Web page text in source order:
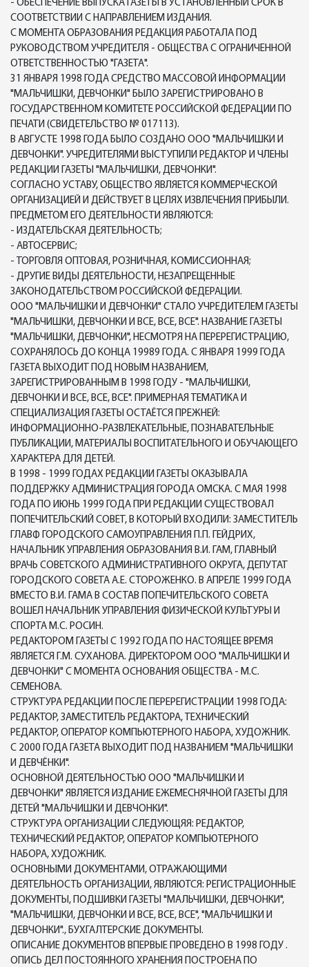
- ОБЕСПЕЧЕНИЕ ВЫПУСКА ГАЗЕТЫ В УСТАНОВЛЕННЫЙ СРОК В
СООТВЕТСТВИИ С НАПРАВЛЕНИЕМ ИЗДАНИЯ.
С МОМЕНТА ОБРАЗОВАНИЯ РЕДАКЦИЯ РАБОТАЛА ПОД
РУКОВОДСТВОМ УЧРЕДИТЕЛЯ - ОБЩЕСТВА С ОГРАНИЧЕННОЙ
ОТВЕТСТВЕННОСТЬЮ "ГАЗЕТА".
31 ЯНВАРЯ 1998 ГОДА СРЕДСТВО МАССОВОЙ ИНФОРМАЦИИ
"МАЛЬЧИШКИ, ДЕВЧОНКИ" БЫЛО ЗАРЕГИСТРИРОВАНО В
ГОСУДАРСТВЕННОМ КОМИТЕТЕ РОССИЙСКОЙ ФЕДЕРАЦИИ ПО
ПЕЧАТИ (СВИДЕТЕЛЬСТВО № 017113).
В АВГУСТЕ 1998 ГОДА БЫЛО СОЗДАНО ООО "МАЛЬЧИШКИ И
ДЕВЧОНКИ". УЧРЕДИТЕЛЯМИ ВЫСТУПИЛИ РЕДАКТОР И ЧЛЕНЫ
РЕДАКЦИИ ГАЗЕТЫ "МАЛЬЧИШКИ, ДЕВЧОНКИ".
СОГЛАСНО УСТАВУ, ОБЩЕСТВО ЯВЛЯЕТСЯ КОММЕРЧЕСКОЙ
ОРГАНИЗАЦИЕЙ И ДЕЙСТВУЕТ В ЦЕЛЯХ ИЗВЛЕЧЕНИЯ ПРИБЫЛИ.
ПРЕДМЕТОМ ЕГО ДЕЯТЕЛЬНОСТИ ЯВЛЯЮТСЯ:
- ИЗДАТЕЛЬСКАЯ ДЕЯТЕЛЬНОСТЬ;
- АВТОСЕРВИС;
- ТОРГОВЛЯ ОПТОВАЯ, РОЗНИЧНАЯ, КОМИССИОННАЯ;
- ДРУГИЕ ВИДЫ ДЕЯТЕЛЬНОСТИ, НЕЗАПРЕЩЕННЫЕ
ЗАКОНОДАТЕЛЬСТВОМ РОССИЙСКОЙ ФЕДЕРАЦИИ.
ООО "МАЛЬЧИШКИ И ДЕВЧОНКИ" СТАЛО УЧРЕДИТЕЛЕМ ГАЗЕТЫ
"МАЛЬЧИШКИ, ДЕВЧОНКИ И ВСЕ, ВСЕ, ВСЕ". НАЗВАНИЕ ГАЗЕТЫ
"МАЛЬЧИШКИ, ДЕВЧОНКИ", НЕСМОТРЯ НА ПЕРЕРЕГИСТРАЦИЮ,
СОХРАНЯЛОСЬ ДО КОНЦА 19989 ГОДА. С ЯНВАРЯ 1999 ГОДА
ГАЗЕТА ВЫХОДИТ ПОД НОВЫМ НАЗВАНИЕМ,
ЗАРЕГИСТРИРОВАННЫМ В 1998 ГОДУ - "МАЛЬЧИШКИ,
ДЕВЧОНКИ И ВСЕ, ВСЕ, ВСЕ". ПРИМЕРНАЯ ТЕМАТИКА И
СПЕЦИАЛИЗАЦИЯ ГАЗЕТЫ ОСТАЁТСЯ ПРЕЖНЕЙ:
ИНФОРМАЦИОННО-РАЗВЛЕКАТЕЛЬНЫЕ, ПОЗНАВАТЕЛЬНЫЕ
ПУБЛИКАЦИИ, МАТЕРИАЛЫ ВОСПИТАТЕЛЬНОГО И ОБУЧАЮЩЕГО
ХАРАКТЕРА ДЛЯ ДЕТЕЙ.
В 1998 - 1999 ГОДАХ РЕДАКЦИИ ГАЗЕТЫ ОКАЗЫВАЛА
ПОДДЕРЖКУ АДМИНИСТРАЦИЯ ГОРОДА ОМСКА. С МАЯ 1998
ГОДА ПО ИЮНЬ 1999 ГОДА ПРИ РЕДАКЦИИ СУЩЕСТВОВАЛ
ПОПЕЧИТЕЛЬСКИЙ СОВЕТ, В КОТОРЫЙ ВХОДИЛИ: ЗАМЕСТИТЕЛЬ
ГЛАВФ ГОРОДСКОГО САМОУПРАВЛЕНИЯ П.П. ГЕЙДРИХ,
НАЧАЛЬНИК УПРАВЛЕНИЯ ОБРАЗОВАНИЯ В.И. ГАМ, ГЛАВНЫЙ
ВРАЧЬ СОВЕТСКОГО АДМИНИСТРАТИВНОГО ОКРУГА, ДЕПУТАТ
ГОРОДСКОГО СОВЕТА А.Е. СТОРОЖЕНКО. В АПРЕЛЕ 1999 ГОДА
ВМЕСТО В.И. ГАМА В СОСТАВ ПОПЕЧИТЕЛЬСКОГО СОВЕТА
ВОШЕЛ НАЧАЛЬНИК УПРАВЛЕНИЯ ФИЗИЧЕСКОЙ КУЛЬТУРЫ И
СПОРТА М.С. РОСИН.
РЕДАКТОРОМ ГАЗЕТЫ С 1992 ГОДА ПО НАСТОЯЩЕЕ ВРЕМЯ
ЯВЛЯЕТСЯ Г.М. СУХАНОВА. ДИРЕКТОРОМ ООО "МАЛЬЧИШКИ И
ДЕВЧОНКИ" С МОМЕНТА ОСНОВАНИЯ ОБЩЕСТВА - М.С.
СЕМЕНОВА.
СТРУКТУРА РЕДАКЦИИ ПОСЛЕ ПЕРЕРЕГИСТРАЦИИ 1998 ГОДА:
РЕДАКТОР, ЗАМЕСТИТЕЛЬ РЕДАКТОРА, ТЕХНИЧЕСКИЙ
РЕДАКТОР, ОПЕРАТОР КОМПЬЮТЕРНОГО НАБОРА, ХУДОЖНИК.
С 2000 ГОДА ГАЗЕТА ВЫХОДИТ ПОД НАЗВАНИЕМ "МАЛЬЧИШКИ
И ДЕВЧЁНКИ".
ОСНОВНОЙ ДЕЯТЕЛЬНОСТЬЮ ООО "МАЛЬЧИШКИ И
ДЕВЧОНКИ" ЯВЛЯЕТСЯ ИЗДАНИЕ ЕЖЕМЕСНЯЧНОЙ ГАЗЕТЫ ДЛЯ
ДЕТЕЙ "МАЛЬЧИШКИ И ДЕВЧОНКИ".
СТРУКТУРА ОРГАНИЗАЦИИ СЛЕДУЮЩЯЯ: РЕДАКТОР,
ТЕХНИЧЕСКИЙ РЕДАКТОР, ОПЕРАТОР КОМПЬЮТЕРНОГО
НАБОРА, ХУДОЖНИК.
ОСНОВНЫМИ ДОКУМЕНТАМИ, ОТРАЖАЮЩИМИ
ДЕЯТЕЛЬНОСТЬ ОРГАНИЗАЦИИ, ЯВЛЯЮТСЯ: РЕГИСТРАЦИОННЫЕ
ДОКУМЕНТЫ, ПОДШИВКИ ГАЗЕТЫ "МАЛЬЧИШКИ, ДЕВЧОНКИ",
"МАЛЬЧИШКИ, ДЕВЧОНКИ И ВСЕ, ВСЕ, ВСЕ", "МАЛЬЧИШКИ И
ДЕВЧОНКИ"., БУХГАЛТЕРСКИЕ ДОКУМЕНТЫ.
ОПИСАНИЕ ДОКУМЕНТОВ ВПЕРВЫЕ ПРОВЕДЕНО В 1998 ГОДУ .
ОПИСЬ ДЕЛ ПОСТОЯННОГО ХРАНЕНИЯ ПОСТРОЕНА ПО